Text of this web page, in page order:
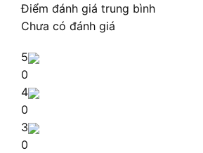
Điểm đánh giá trung bình
Chưa có đánh giá
5
0
4
0
3
0